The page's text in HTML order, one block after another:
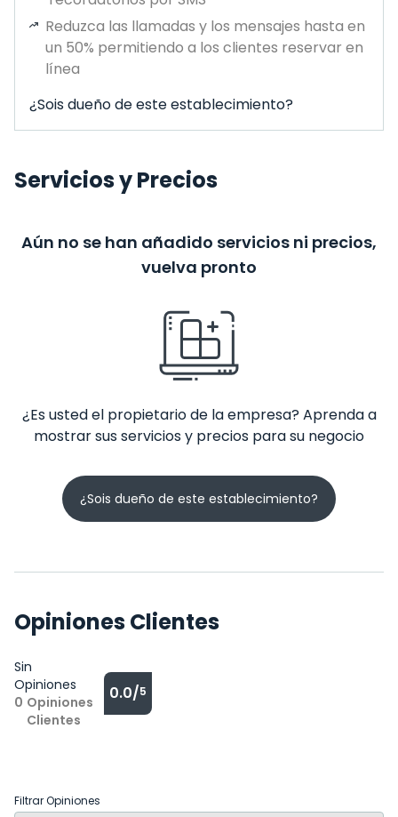
Reduzca las llamadas y los mensajes hasta en
un 50% permitiendo a los clientes reservar en
línea
¿Sois dueño de este establecimiento?
Servicios y Precios
Aún no se han añadido servicios ni precios,
vuelva pronto
¿Es usted el propietario de la empresa? Aprenda a
mostrar sus servicios y precios para su negocio
¿Sois dueño de este establecimiento?
Opiniones Clientes
Sin
Opiniones
0 Opiniones
Clientes
0.0/5
Filtrar Opiniones